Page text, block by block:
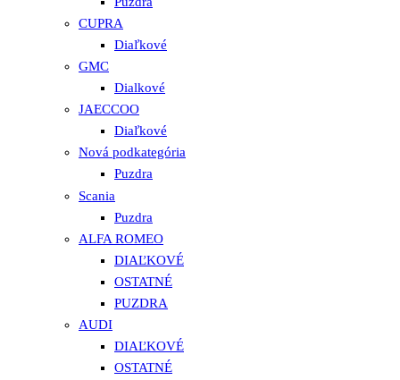
CUPRA
Diaľkové
GMC
Dialkové
JAECCOO
Diaľkové
Nová podkategória
Puzdra
Scania
Puzdra
ALFA ROMEO
DIAĽKOVÉ
OSTATNÉ
PUZDRA
AUDI
DIAĽKOVÉ
OSTATNÉ